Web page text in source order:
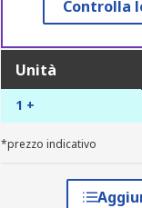
Controlla
Unità
1 +
*prezzo indicativo